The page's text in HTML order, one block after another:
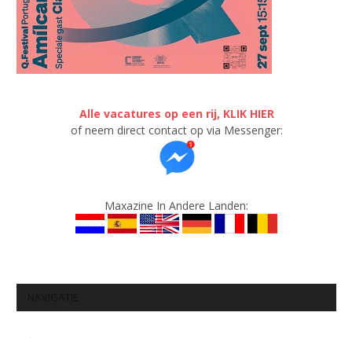
Alle vacatures op een rij, KLIK HIER
of neem direct contact op via Messenger:
Maxazine In Andere Landen: